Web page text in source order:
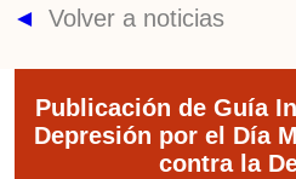
► Volver a noticias
Publicación de Guía
Depresión por el Día
contra la